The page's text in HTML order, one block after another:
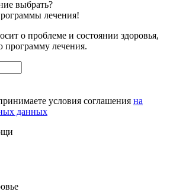
выбрать?
лечения!
о проблеме и состоянии здоровья,
программу лечения.
условия соглашения на
данных